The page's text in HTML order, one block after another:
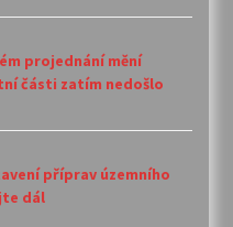
projednání mění
části zatím nedošlo
příprav územního
dál